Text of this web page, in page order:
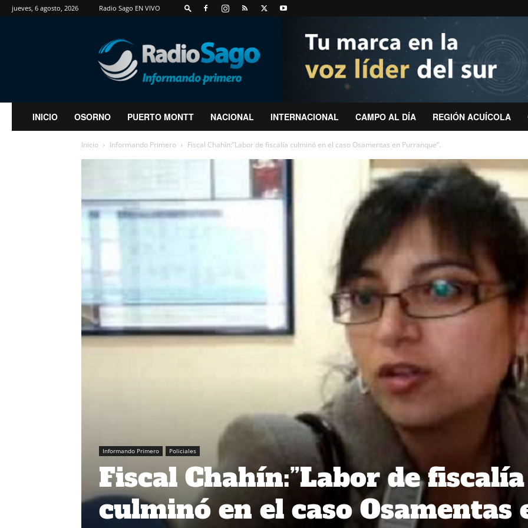
jueves, 6 agosto, 2026 Radio Sago EN VIVO
RadioSago
INICIO OSORNO PUERTO MONTT NACIONAL INTERNACIONAL CAMPO AL DÍA REGIÓN ACUÍCOLA
Inicio Informando Primero Fiscal Chahín:”Labor de fiscalía culminó en el caso Osamentas en Purranque”.
Informando Primero Policiales
Fiscal Chahín:”Labor de fiscalía
culminó en el caso Osamentas